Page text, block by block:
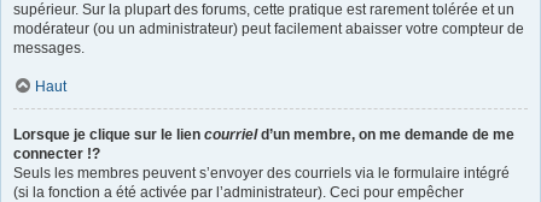
supérieur. Sur la plupart des forums, cette pratique est rarement tolérée et un
modérateur (ou un administrateur) peut facilement abaisser votre compteur de
messages.
Haut
Lorsque je clique sur le lien courrield’un membre, on me demande de me
connecter !?
Seuls les membres peuvent s’envoyer des courriels via le formulaire intégré
(si la fonction a été activée par l’administrateur). Ceci pour empêcher